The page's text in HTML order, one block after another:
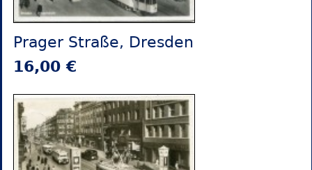
Prager Straße, Dresden
16,00 €